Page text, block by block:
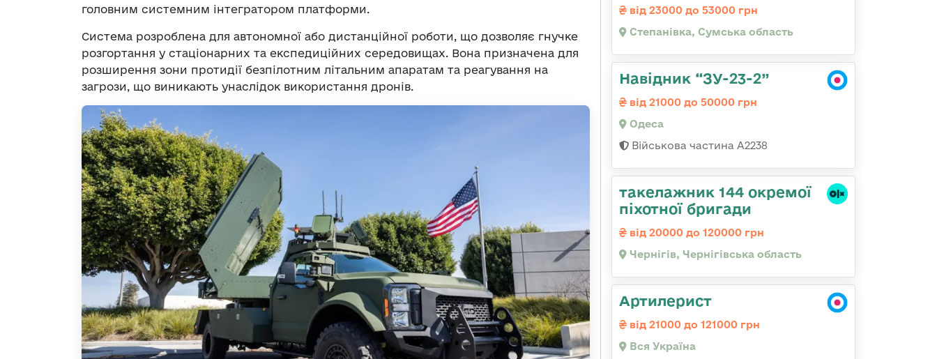
головним системним інтегратором платформи.
Система розроблена для автономної або дистанційної роботи, що дозволяє гнучке
розгортання у стаціонарних та експедиційних середовищах. Вона призначена для
розширення зони протидії безпілотним літальним апаратам та реагування на
загрози, що виникають унаслідок використання дронів.
від 23000 до 53000 грн
Степанівка, Сумська область
Навідник “ЗУ-23-2”
від 21000 до 50000 грн
Одеса
Військова частина А2238
такелажник 144 окремої
піхотної бригади
від 20000 до 120000 грн
Чернігів, Чернігівська область
Артилерист
від 21000 до 121000 грн
Вся Україна